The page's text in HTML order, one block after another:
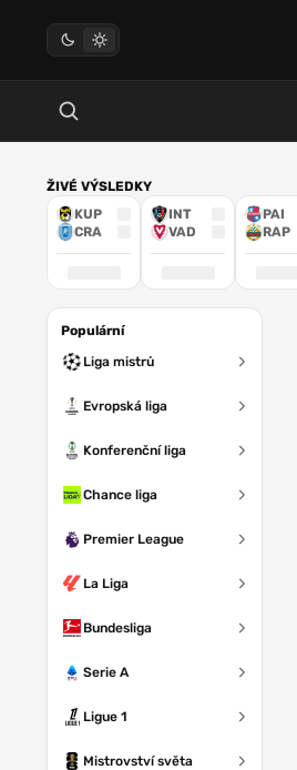
ŽIVÉ VÝSLEDKY
KUP
CRA
INT
VAD
PAI
RAP
Populární
Liga mistrů
Evropská liga
Konferenční liga
Chance liga
Premier League
La Liga
Bundesliga
Serie A
Ligue 1
Mistrovství světa